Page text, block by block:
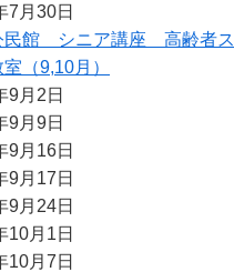
7月30日
民館 シニア講座 高齢者ス
（9,10月）
9月2日
9月9日
9月16日
9月17日
9月24日
10月1日
10月7日